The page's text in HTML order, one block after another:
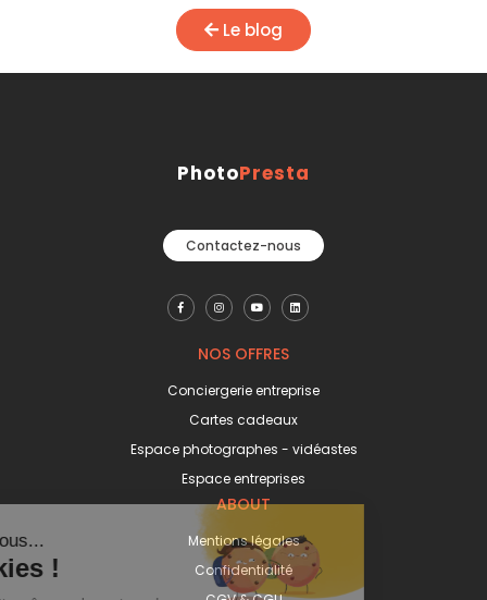
Le blog
PhotoPresta
Contactez-nous
NOS OFFRES
Conciergerie entreprise
Cartes cadeaux
Espace photographes - vidéastes
Espace entreprises
ABOUT
Mentions légales
Confidentialité